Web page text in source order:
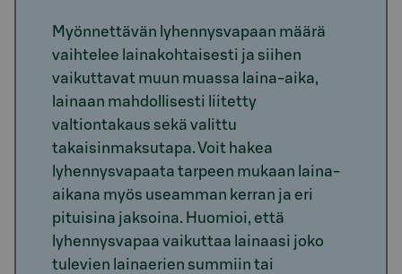
Myönnettävän lyhennysvapaan määrä
vaihtelee lainakohtaisesti ja siihen
vaikuttavat muun muassa laina-aika,
lainaan mahdollisesti liitetty
valtiontakaus sekä valittu
takaisinmaksutapa. Voit hakea
lyhennysvapaata tarpeen mukaan laina-
aikana myös useamman kerran ja eri
pituisina jaksoina. Huomioi, että
lyhennysvapaa vaikuttaa lainaasi joko
tulevien lainaerien summiin tai